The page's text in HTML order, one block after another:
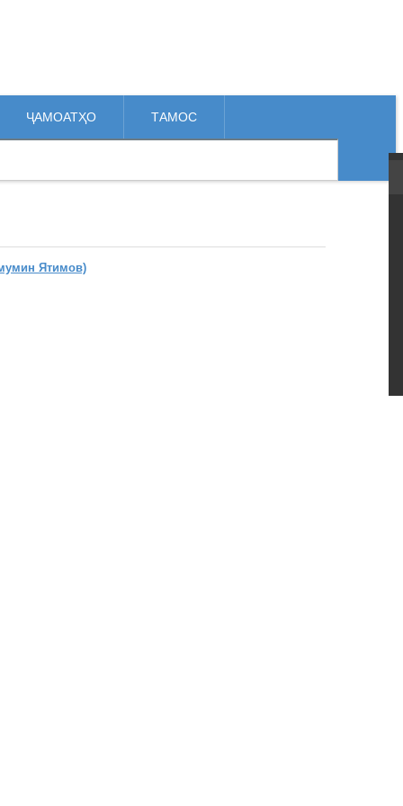
ҶАМОАТҲО ТАМОС
Ятимов)